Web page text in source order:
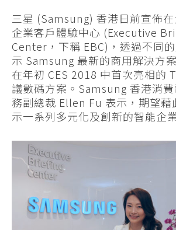
三星 (Samsung) 香港日前宣佈
企業客戶體驗中心 (Executive
Center，下稱 EBC)，透過不同
示 Samsung 最新的商用解決方
在年初 CES 2018 中首次亮相的
議數碼方案。Samsung 香港消
務副總裁 Ellen Fu 表示，期望藉
示一系列多元化及創新的智能企